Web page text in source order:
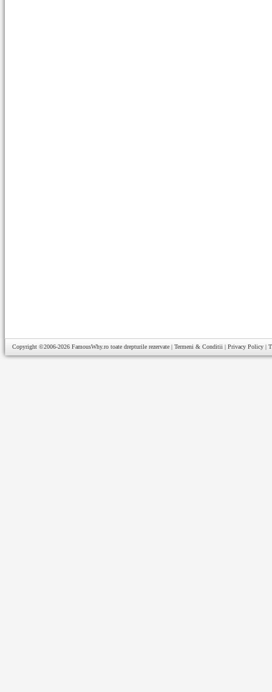
Copyright ©2006-2026 FamousWhy.ro toate drepturile rezervate | Termeni & Conditii | Privacy Policy |